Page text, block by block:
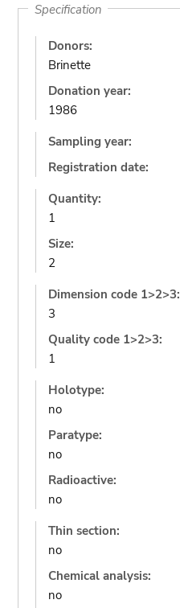
Specification
Donors:
Brinette
Donation year:
1986
Sampling year:
Registration date:
Quantity:
1
Size:
2
Dimension code 1>2>3:
3
Quality code 1>2>3:
1
Holotype:
no
Paratype:
no
Radioactive:
no
Thin section:
no
Chemical analysis:
no